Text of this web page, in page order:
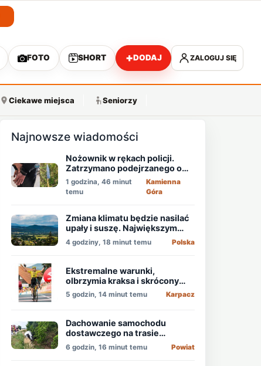
FOTO SHORT +DODAJ ZALOGUJ SIĘ
Ciekawe miejsca Seniorzy
Najnowsze wiadomości
Nożownik w rękach policji.
Zatrzymano podejrzanego o
usiłowanie zabójstwa!
1 godzina, 46 minut
temu
Kamienna
Góra
Zmiana klimatu będzie nasilać
upały i suszę. Największym
zagrożeniem jest niedobór
wody
4 godziny, 18 minut temu Polska
Ekstremalne warunki,
olbrzymia kraksa i skrócony
etap, który padł łupem
Holendra!
5 godzin, 14 minut temu Karpacz
Dachowanie samochodu
dostawczego na trasie
Świdnica - Wrocław
6 godzin, 16 minut temu Powiat